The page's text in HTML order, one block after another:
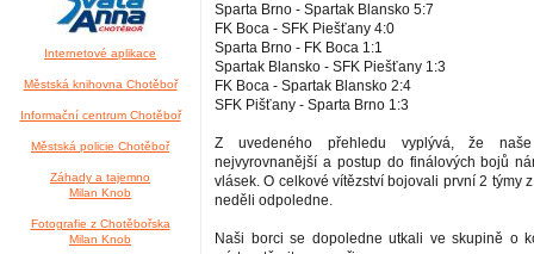
Internetové aplikace
Městská knihovna Chotěboř
Informační centrum Chotěboř
Městská policie Chotěboř
Záhady a tajemno
Milan Knob
Fotografie z Chotěbořska
Milan Knob
Sparta Brno - Spartak Blansko 5:7
FK Boca - SFK Piešťany 4:0
Sparta Brno - FK Boca 1:1
Spartak Blansko - SFK Piešťany 1:3
FK Boca - Spartak Blansko 2:4
SFK Pišťany - Sparta Brno 1:3
Z uvedeného přehledu vyplývá, že
nejvyrovnanější a postup do finálových bojů
vlásek. O celkové vítězství bojovali první 2 týmy
neděli odpoledne.
Naši borci se dopoledne utkali ve skupině o